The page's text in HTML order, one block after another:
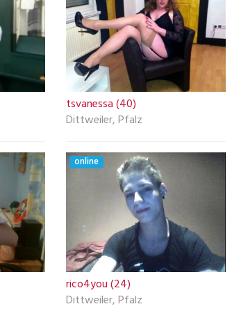
tsvanessa (40)
Dittweiler, Pfalz
online
rico4you (24)
Dittweiler, Pfalz